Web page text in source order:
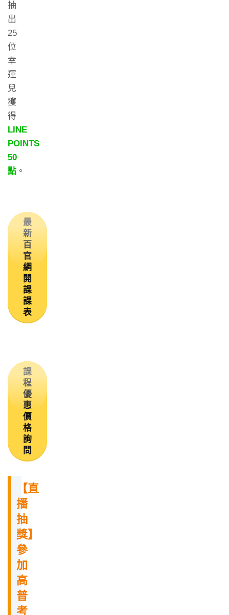
抽
出
25
位
幸
運
兒
獲
得
LINE
POINTS
50
點 。
最
新
百
官
網
開
課
課
表
課
程
優
惠
價
格
詢
問
【直
播
抽
獎】
參
加
高
普
考